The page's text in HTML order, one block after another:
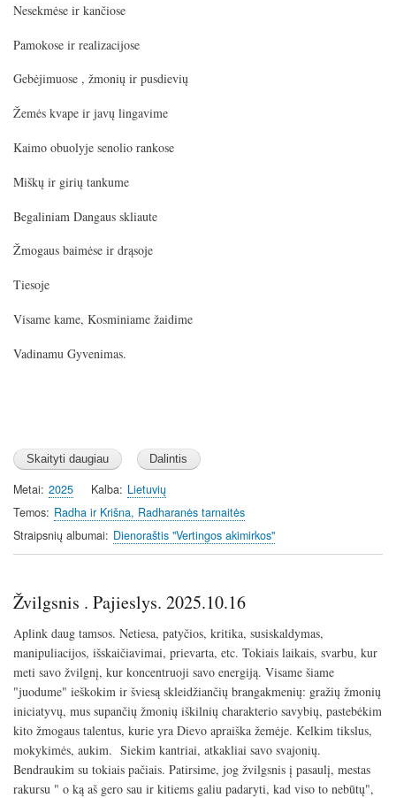
Nesekmėse ir kančiose
Pamokose ir realizacijose
Gebėjimuose , žmonių ir pusdievių
Žemės kvape ir javų lingavime
Kaimo obuolyje senolio rankose
Miškų ir girių tankume
Begaliniam Dangaus skliaute
Žmogaus baimėse ir drąsoje
Tiesoje
Visame kame, Kosminiame žaidime
Vadinamu Gyvenimas.
Metai 2025 Kalba Lietuvių
Temos Radha ir Krišna, Radharanės tarnaitės
Straipsnių albumai
Dienoraštis "Vertingos akimirkos"
Žvilgsnis . Pajieslys. 2025.10.16
Aplink daug tamsos. Netiesa, patyčios, kritika, susiskaldymas,
manipuliacijos, išskaičiavimai, prievarta, etc. Tokiais laikais, svarbu, kur
meti savo žvilgnį, kur koncentruoji savo energiją. Visame šiame
"juodume" ieškokim ir šviesą skleidžiančių brangakmenių: gražių žmonių
iniciatyvų, mus supančių žmonių iškilnių charakterio savybių, pastebėkim
kito žmogaus talentus, kurie yra Dievo apraiška žemėje. Kelkim tikslus,
mokykimės, aukim. Siekim kantriai, atkakliai savo svajonių.
Bendraukim su tokiais pačiais. Patirsime, jog žvilgsnis į pasaulį, mestas
rakursu " o ką aš gero sau ir kitiems galiu padaryti, kad viso to nebūtų",